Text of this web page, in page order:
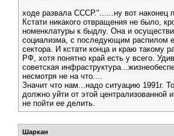
ходе развала СССР."......ну вот наконец
Кстати никакого отвращения не было,
номенклатуры к быдлу. Она и
социализма, с последующим распилом
сектора. И кстати конца и краю такому
РФ, хотя понятно край есть у всего.
советская
несмотря не на что....
Значит что нам...надо ситуацию 1991г.
должно уйти от этой централизованной
не пойти ее делить.
Шаркан